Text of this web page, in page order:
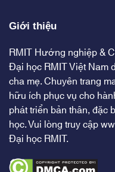
Giới thiệu
RMIT Hướng nghiệp &
Đại học RMIT Việt Nam
cha mẹ. Chuyên trang
hữu ích phục vụ cho
phát triển bản thân, đặc
học. Vui lòng truy cập
Đại học RMIT.